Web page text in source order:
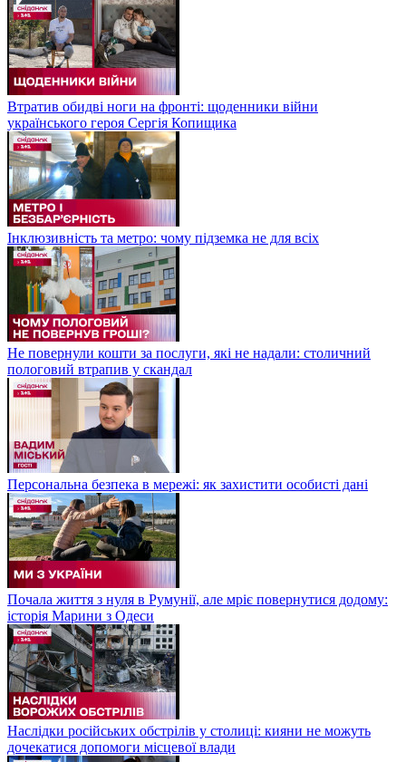
Втратив обидві ноги на фронті: щоденники війни
українського героя Сергія Копищика
Інклюзивність та метро: чому підземка не для всіх
Не повернули кошти за послуги, які не надали: столичний
пологовий втрапив у скандал
Персональна безпека в мережі: як захистити особисті дані
Почала життя з нуля в Румунії, але мріє повернутися додому:
історія Марини з Одеси
Наслідки російських обстрілів у столиці: кияни не можуть
дочекатися допомоги місцевої влади